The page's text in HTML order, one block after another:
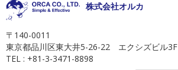
株式会社オルカ
〒140-0011
東京都品川区東大井5-26-22 エクシズビル3F
TEL : +81-3-3471-8898